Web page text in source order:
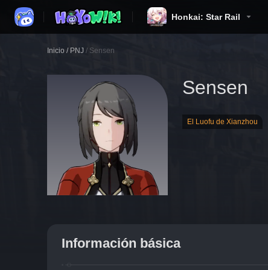
Honkai: Star Rail
Inicio / PNJ / Sensen
Sensen
El Luofu de Xianzhou
Información básica